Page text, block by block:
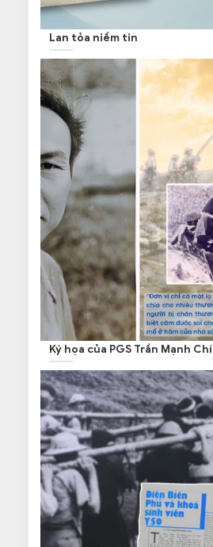
Lan tỏa niềm tin
Ký họa của PGS Trần Mạnh Chí